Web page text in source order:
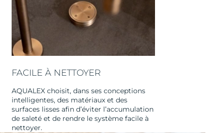
FACILE À NETTOYER
AQUALEX choisit, dans ses conceptions
intelligentes, des matériaux et des
surfaces lisses afin d’éviter l’accumulation
de saleté et de rendre le système facile à
nettoyer.